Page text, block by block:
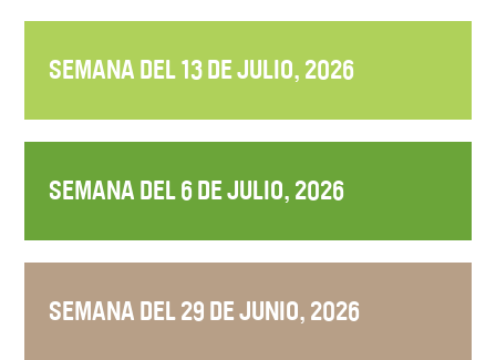
SEMANA DEL 13 DE JULIO, 2026
SEMANA DEL 6 DE JULIO, 2026
SEMANA DEL 29 DE JUNIO, 2026